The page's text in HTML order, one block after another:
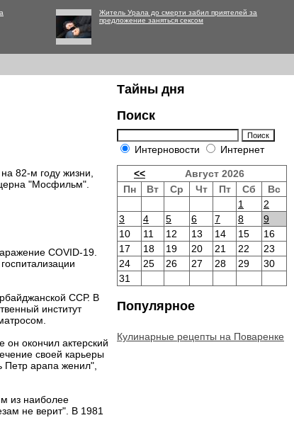
Житель Урала до смерти забил приятелей за
предложение заняться сексом
82-м году жизни,
"Мосфильм".
COVID-19.
ССР. В
институт
он окончил актерский
своей карьеры
Петр арапа женил",
из наиболее
не верит". В 1981
Тайны дня
Поиск
Интерновости Интернет
<<
Август 2026
Пн
Вт Ср Чт Пт Сб
Вс
1
2
3
4 5 6 7 8
9
10
11 12 13 14 15
16
17
18 19 20 21 22
23
24
25 26 27 28 29
30
31
Популярное
Кулинарные рецепты на Поваренке